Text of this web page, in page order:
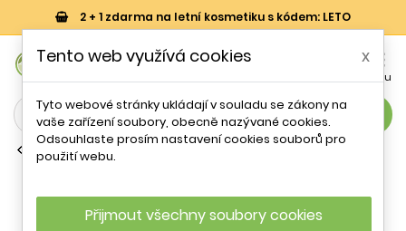
2 + 1 zdarma na letní kosmetiku s kódem: LETO

Menu
search
Podkladové báze pod make-up
k zarudnutí Redness Corrector (Step 1
Primer) Make Up For Ever - 30 ml
Tento web využívá cookies x
Tyto webové stránky ukládají v souladu se zákony na
vaše zařízení soubory, obecně nazývané cookies.
Odsouhlaste prosím nastavení cookies souborů pro
použití webu.
Přijmout všechny soubory cookies